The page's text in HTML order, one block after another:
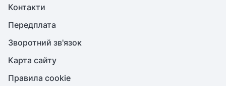
Контакти
Передплата
Зворотний зв'язок
Карта сайту
Правила cookie